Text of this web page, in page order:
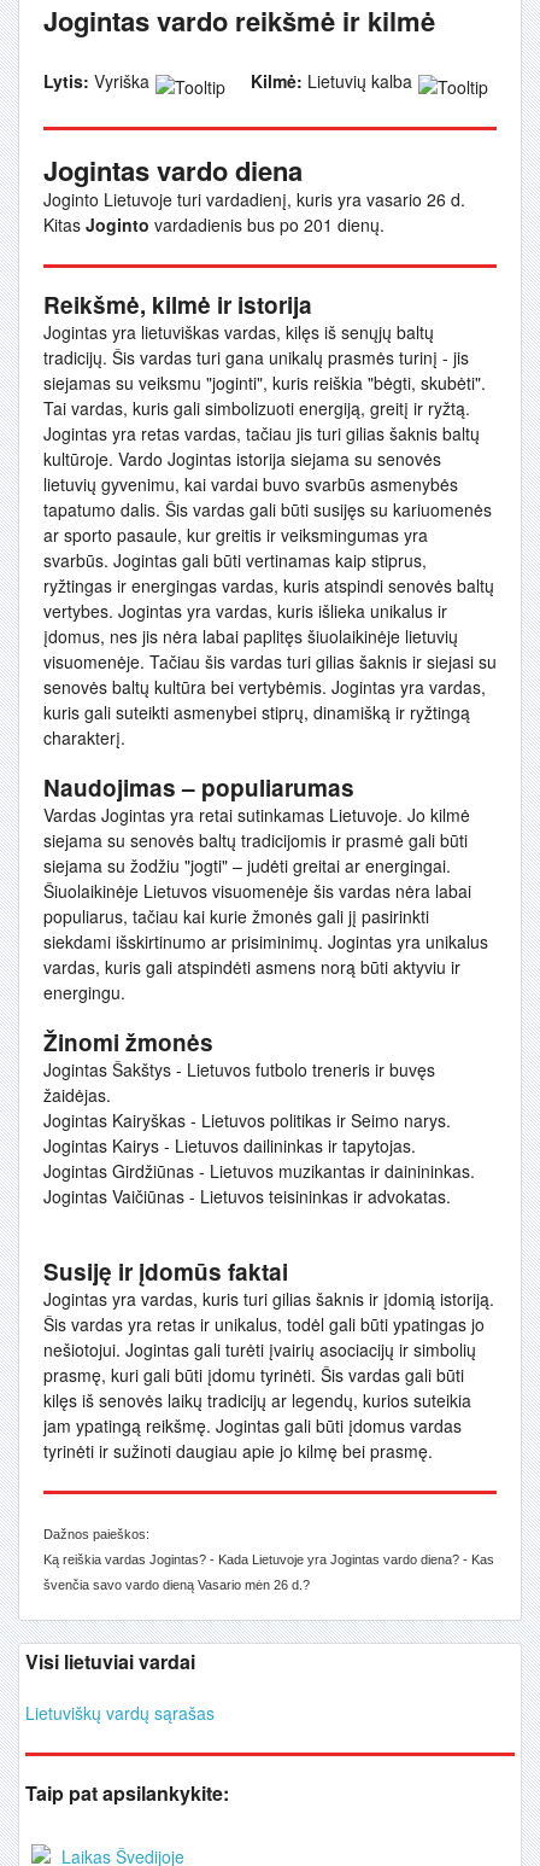
Jogintas vardo reikšmė ir kilmė
Lytis: Vyriška Kilmė: Lietuvių kalba
Jogintas vardo diena
Joginto Lietuvoje turi vardadienį, kuris yra vasario 26 d.
Kitas Joginto vardadienis bus po 201 dienų.
Reikšmė, kilmė ir istorija
Jogintas yra lietuviškas vardas, kilęs iš senųjų baltų
tradicijų. Šis vardas turi gana unikalų prasmės turinį - jis
siejamas su veiksmu "joginti", kuris reiškia "bėgti, skubėti".
Tai vardas, kuris gali simbolizuoti energiją, greitį ir ryžtą.
Jogintas yra retas vardas, tačiau jis turi gilias šaknis baltų
kultūroje. Vardo Jogintas istorija siejama su senovės
lietuvių gyvenimu, kai vardai buvo svarbūs asmenybės
tapatumo dalis. Šis vardas gali būti susijęs su kariuomenės
ar sporto pasaule, kur greitis ir veiksmingumas yra
svarbūs. Jogintas gali būti vertinamas kaip stiprus,
ryžtingas ir energingas vardas, kuris atspindi senovės baltų
vertybes. Jogintas yra vardas, kuris išlieka unikalus ir
įdomus, nes jis nėra labai paplitęs šiuolaikinėje lietuvių
visuomenėje. Tačiau šis vardas turi gilias šaknis ir siejasi su
senovės baltų kultūra bei vertybėmis. Jogintas yra vardas,
kuris gali suteikti asmenybei stiprų, dinamišką ir ryžtingą
charakterį.
Naudojimas – populiarumas
Vardas Jogintas yra retai sutinkamas Lietuvoje. Jo kilmė
siejama su senovės baltų tradicijomis ir prasmė gali būti
siejama su žodžiu "jogti" – judėti greitai ar energingai.
Šiuolaikinėje Lietuvos visuomenėje šis vardas nėra labai
populiarus, tačiau kai kurie žmonės gali jį pasirinkti
siekdami išskirtinumo ar prisiminimų. Jogintas yra unikalus
vardas, kuris gali atspindėti asmens norą būti aktyviu ir
energingu.
Žinomi žmonės
Jogintas Šakštys - Lietuvos futbolo treneris ir buvęs
žaidėjas.
Jogintas Kairyškas - Lietuvos politikas ir Seimo narys.
Jogintas Kairys - Lietuvos dailininkas ir tapytojas.
Jogintas Girdžiūnas - Lietuvos muzikantas ir dainininkas.
Jogintas Vaičiūnas - Lietuvos teisininkas ir advokatas.
Susiję ir įdomūs faktai
Jogintas yra vardas, kuris turi gilias šaknis ir įdomią istoriją.
Šis vardas yra retas ir unikalus, todėl gali būti ypatingas jo
nešiotojui. Jogintas gali turėti įvairių asociacijų ir simbolių
prasmę, kuri gali būti įdomu tyrinėti. Šis vardas gali būti
kilęs iš senovės laikų tradicijų ar legendų, kurios suteikia
jam ypatingą reikšmę. Jogintas gali būti įdomus vardas
tyrinėti ir sužinoti daugiau apie jo kilmę bei prasmę.
Dažnos paieškos:
Ką reiškia vardas Jogintas? - Kada Lietuvoje yra Jogintas vardo diena? - Kas
švenčia savo vardo dieną Vasario mėn 26 d.?
Visi lietuviai vardai
Lietuviškų vardų sąrašas
Taip pat apsilankykite:
Laikas Švedijoje